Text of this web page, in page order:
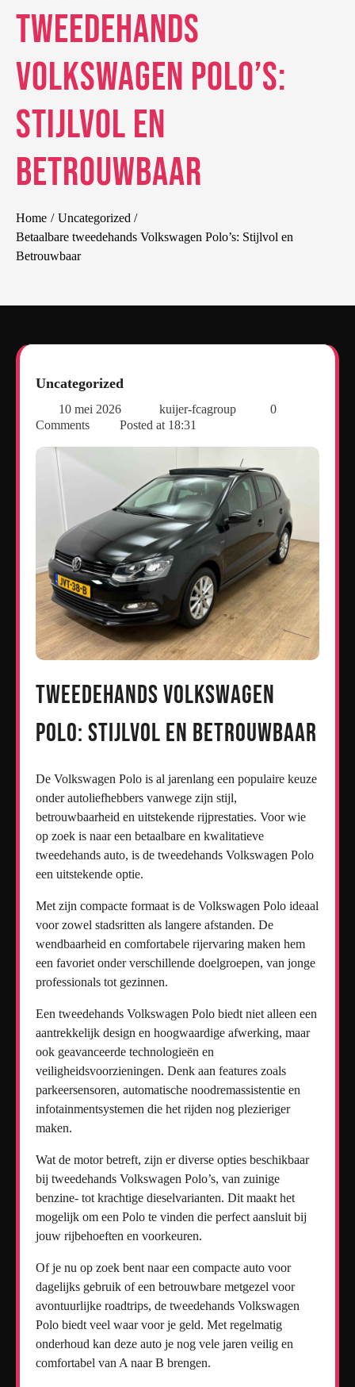
tweedehands
Volkswagen Polo’s:
Stijlvol en
Betrouwbaar
Home
Uncategorized
Betaalbare tweedehands Volkswagen Polo’s: Stijlvol en
Betrouwbaar
Uncategorized
10 mei 2026 kuijer-fcagroup
0
Comments
Posted at 18:31
Tweedehands Volkswagen
Polo: Stijlvol en Betrouwbaar
De Volkswagen Polo is al jarenlang een populaire keuze
onder autoliefhebbers vanwege zijn stijl,
betrouwbaarheid en uitstekende rijprestaties. Voor wie
op zoek is naar een betaalbare en kwalitatieve
tweedehands auto, is de tweedehands Volkswagen Polo
een uitstekende optie.
Met zijn compacte formaat is de Volkswagen Polo ideaal
voor zowel stadsritten als langere afstanden. De
wendbaarheid en comfortabele rijervaring maken hem
een favoriet onder verschillende doelgroepen, van jonge
professionals tot gezinnen.
Een tweedehands Volkswagen Polo biedt niet alleen een
aantrekkelijk design en hoogwaardige afwerking, maar
ook geavanceerde technologieën en
veiligheidsvoorzieningen. Denk aan features zoals
parkeersensoren, automatische noodremassistentie en
infotainmentsystemen die het rijden nog plezieriger
maken.
Wat de motor betreft, zijn er diverse opties beschikbaar
bij tweedehands Volkswagen Polo’s, van zuinige
benzine- tot krachtige dieselvarianten. Dit maakt het
mogelijk om een Polo te vinden die perfect aansluit bij
jouw rijbehoeften en voorkeuren.
Of je nu op zoek bent naar een compacte auto voor
dagelijks gebruik of een betrouwbare metgezel voor
avontuurlijke roadtrips, de tweedehands Volkswagen
Polo biedt veel waar voor je geld. Met regelmatig
onderhoud kan deze auto je nog vele jaren veilig en
comfortabel van A naar B brengen.